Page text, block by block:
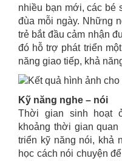
nhiều bạn mới, các bé
đùa mỗi ngày. Những
trẻ bắt đầu cảm nhận
đó hỗ trợ phát triển
năng giao tiếp, khả
Kỹ năng nghe – nói
Thời gian sinh hoạt
khoảng thời gian
triển kỹ năng nói, khả
học cách nói chuyện